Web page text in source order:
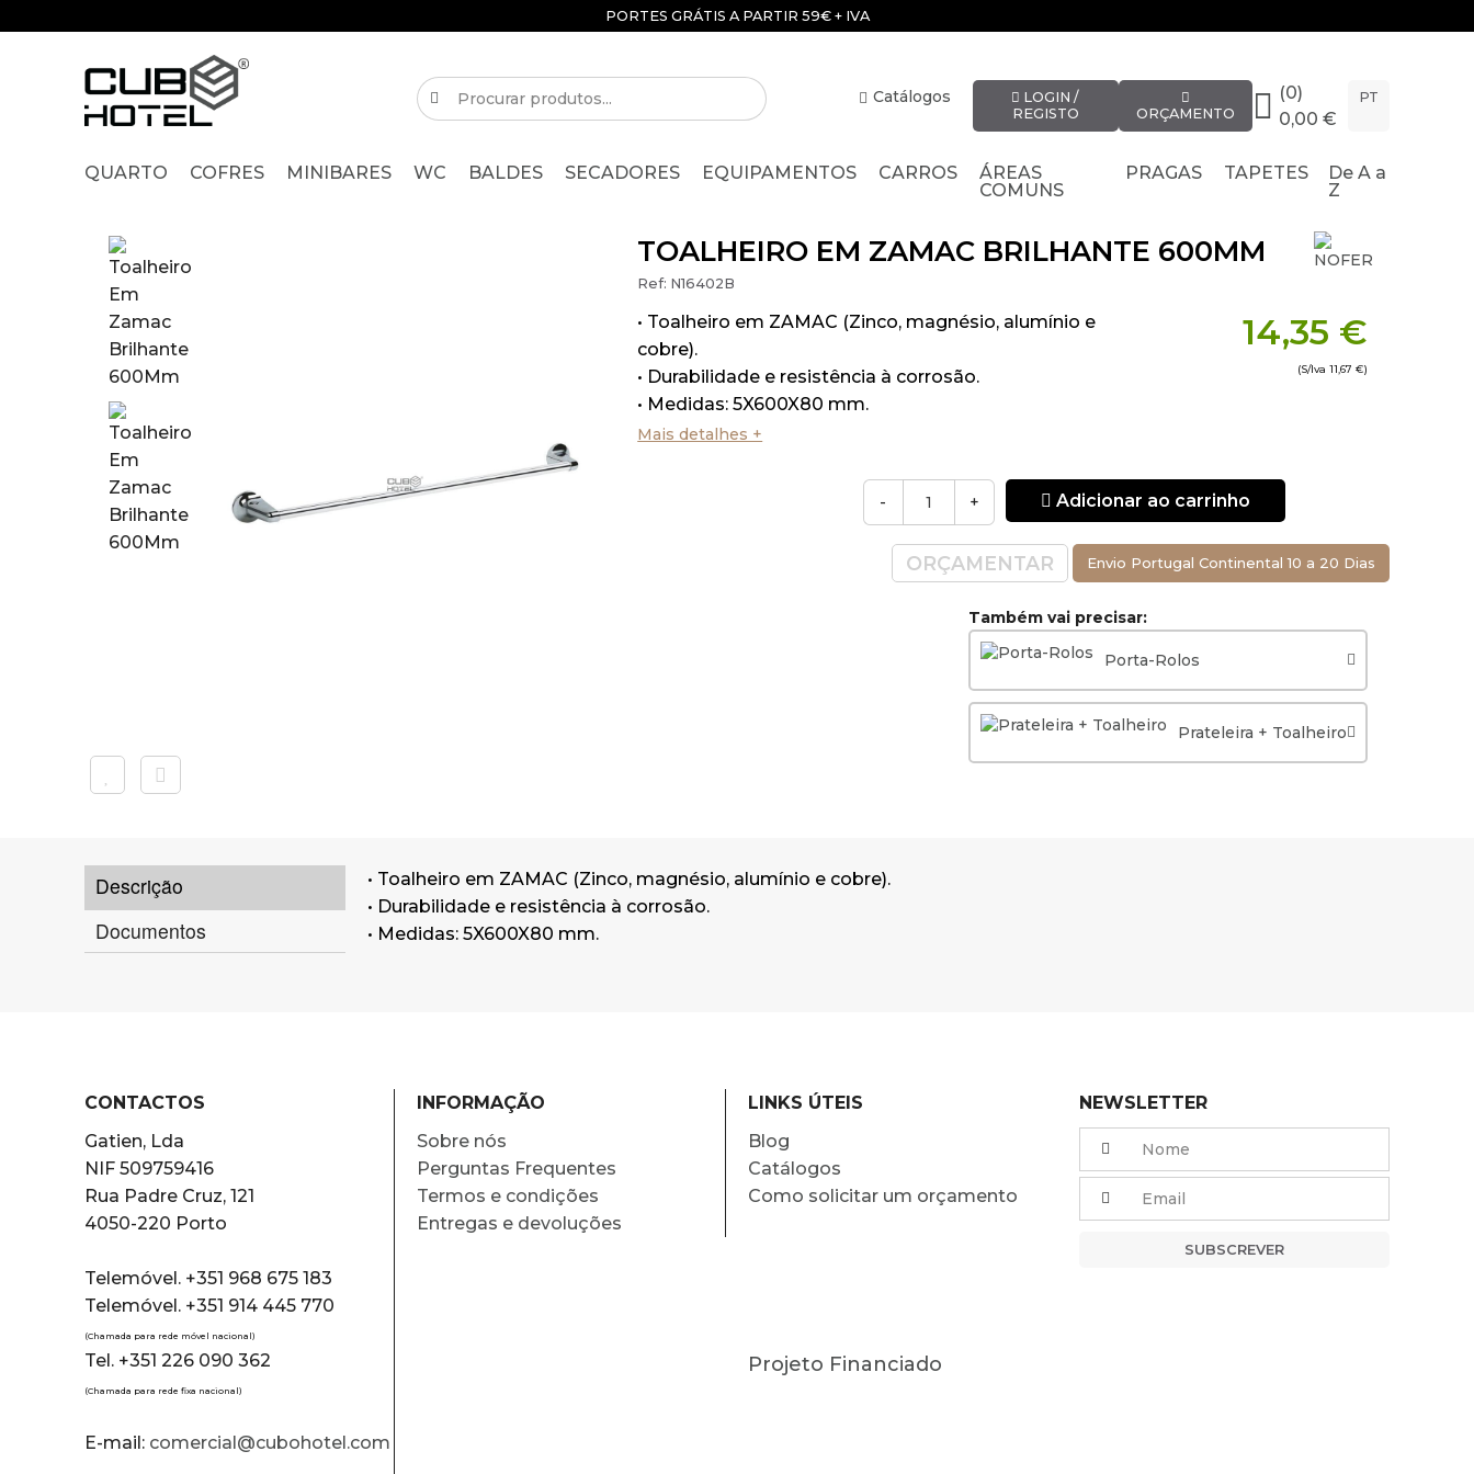
PORTES GRÁTIS A PARTIR 59€ + IVA
Catálogos
LOGIN /
REGISTO
ORÇAMENTO
(0)
0,00 €
PT
QUARTO COFRES MINIBARES WC BALDES SECADORES EQUIPAMENTOS CARROS
ÁREAS
COMUNS
PRAGAS TAPETES
De A a
Z
TOALHEIRO EM ZAMAC BRILHANTE 600MM
Ref: N16402B
14,35 €
(S/Iva 11,67 €)
• Toalheiro em ZAMAC (Zinco, magnésio, alumínio e
cobre).
• Durabilidade e resistência à corrosão.
• Medidas: 5X600X80 mm.
Mais detalhes +
- + Adicionar ao carrinho
ORÇAMENTAR Envio Portugal Continental 10 a 20 Dias
Também vai precisar:
Porta-Rolos
Prateleira + Toalheiro
Descrição
Documentos
• Toalheiro em ZAMAC (Zinco, magnésio, alumínio e cobre).
• Durabilidade e resistência à corrosão.
• Medidas: 5X600X80 mm.
CONTACTOS
Gatien, Lda
NIF 509759416
Rua Padre Cruz, 121
4050-220 Porto
Telemóvel. +351 968 675 183
Telemóvel. +351 914 445 770
(Chamada para rede móvel nacional)
Tel. +351 226 090 362
(Chamada para rede fixa nacional)
E-mail: comercial@cubohotel.com
INFORMAÇÃO
Sobre nós
Perguntas Frequentes
Termos e condições
Entregas e devoluções
LINKS ÚTEIS
Blog
Catálogos
Como solicitar um orçamento
Projeto Financiado
NEWSLETTER
SUBSCREVER